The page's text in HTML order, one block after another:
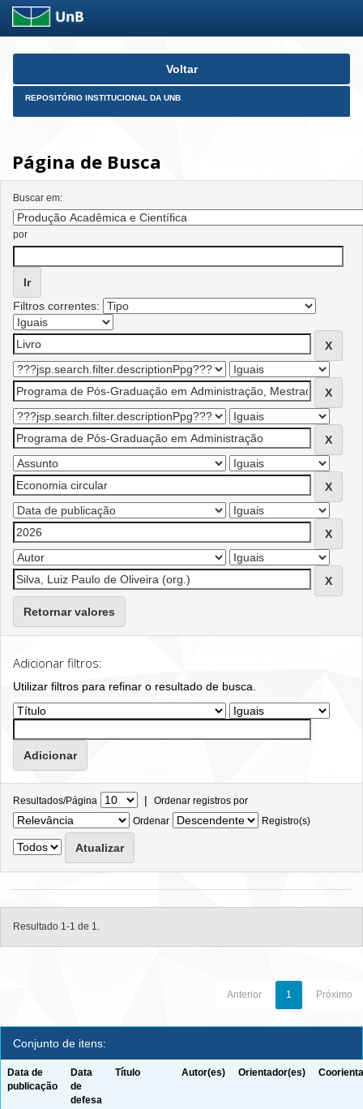
Skip
Voltar
REPOSITÓRIO INSTITUCIONAL DA UNB
Página de Busca
Buscar em:
por
Filtros correntes:
Retornar valores
Adicionar filtros:
Utilizar filtros para refinar o resultado de busca.
Resultados/Página | Ordenar registros por
Ordenar
Registro(s)
Resultado 1-1 de 1.
Anterior 1 Próximo
Conjunto de itens:
Data de
publicação
Data
de
defesa
Título Autor(es) Orientador(es)